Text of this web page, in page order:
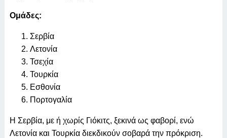
Ομάδες:
Σερβία
Λετονία
Τσεχία
Τουρκία
Εσθονία
Πορτογαλία
Η Σερβία, με ή χωρίς Γιόκιτς, ξεκινά ως φαβορί, ενώ
Λετονία και Τουρκία διεκδικούν σοβαρά την πρόκριση.